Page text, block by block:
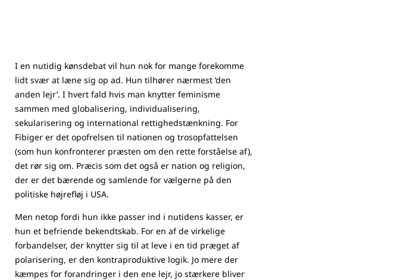
I en nutidig kønsdebat vil hun nok for mange forekomme
lidt svær at læne sig op ad. Hun tilhører nærmest ’den
anden lejr’. I hvert fald hvis man knytter feminisme
sammen med globalisering, individualisering,
sekularisering og international rettighedstænkning. For
Fibiger er det opofrelsen til nationen og trosopfattelsen
(som hun konfronterer præsten om den rette forståelse af),
det rør sig om. Præcis som det også er nation og religion,
der er det bærende og samlende for vælgerne på den
politiske højrefløj i USA.
Men netop fordi hun ikke passer ind i nutidens kasser, er
hun et befriende bekendtskab. For en af de virkelige
forbandelser, der knytter sig til at leve i en tid præget af
polarisering, er den kontraproduktive logik. Jo mere der
kæmpes for forandringer i den ene lejr, jo stærkere bliver